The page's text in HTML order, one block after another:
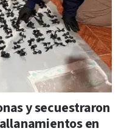
y secuestraron
en